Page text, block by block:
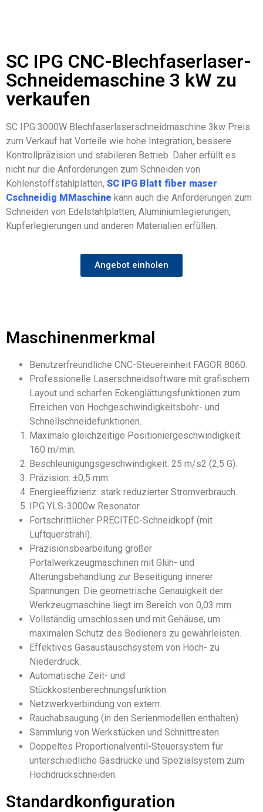
SC IPG CNC-Blechfaserlaser-
Schneidemaschine 3 kW zu
verkaufen
SC IPG 3000W Blechfaserlaserschneidmaschine 3kw Preis
zum Verkauf hat Vorteile wie hohe Integration, bessere
Kontrollpräzision und stabileren Betrieb. Daher erfüllt es
nicht nur die Anforderungen zum Schneiden von
Kohlenstoffstahlplatten, SC IPG Blatt f iber maser
Cschneidig M Maschine kann auch die Anforderungen zum
Schneiden von Edelstahlplatten, Aluminiumlegierungen,
Kupferlegierungen und anderen Materialien erfüllen.
Angebot einholen
Maschinenmerkmal
Benutzerfreundliche CNC-Steuereinheit FAGOR 8060.
Professionelle Laserschneidsoftware mit grafischem
Layout und scharfen Eckenglättungsfunktionen zum
Erreichen von Hochgeschwindigkeitsbohr- und
Schnellschneidefunktionen.
Maximale gleichzeitige Positioniergeschwindigkeit:
160 m/min.
Beschleunigungsgeschwindigkeit: 25 m/s2 (2,5 G).
Präzision: ±0,5 mm.
Energieeffizienz: stark reduzierter Stromverbrauch.
IPG YLS-3000w Resonator
Fortschrittlicher PRECITEC-Schneidkopf (mit
Luftquerstrahl).
Präzisionsbearbeitung großer
Portalwerkzeugmaschinen mit Glüh- und
Alterungsbehandlung zur Beseitigung innerer
Spannungen. Die geometrische Genauigkeit der
Werkzeugmaschine liegt im Bereich von 0,03 mm.
Vollständig umschlossen und mit Gehäuse, um
maximalen Schutz des Bedieners zu gewährleisten.
Effektives Gasaustauschsystem von Hoch- zu
Niederdruck.
Automatische Zeit- und
Stückkostenberechnungsfunktion.
Netzwerkverbindung von extern.
Rauchabsaugung (in den Serienmodellen enthalten).
Sammlung von Werkstücken und Schnittresten.
Doppeltes Proportionalventil-Steuersystem für
unterschiedliche Gasdrücke und Spezialsystem zum
Hochdruckschneiden.
Standardkonfiguration